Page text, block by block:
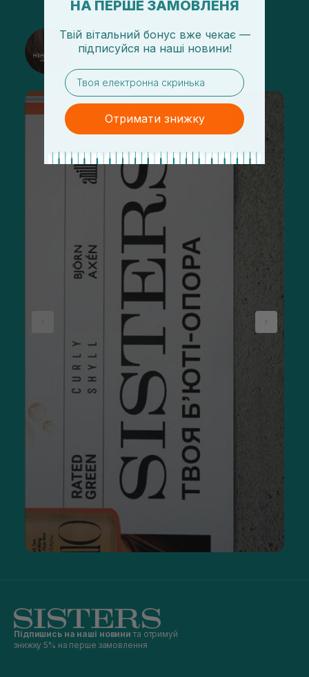
@sisters_stelmakh в Instagram
Підпишись на наші новини та отримуй
знижку 5% на перше замовлення
НА ПЕРШЕ ЗАМОВЛЕНЯ
Твій вітальний бонус вже чекає —
підписуйся на наші новини!
email
Отримати знижку